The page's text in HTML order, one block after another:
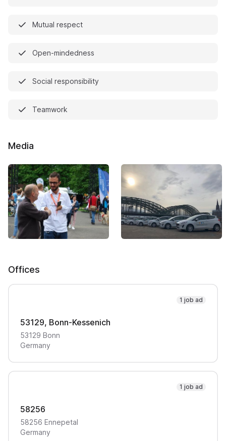
Mutual respect
Open-mindedness
Social responsibility
Teamwork
Media
Offices
1 job ad
53129, Bonn-Kessenich
53129 Bonn
Germany
1 job ad
58256
58256 Ennepetal
Germany